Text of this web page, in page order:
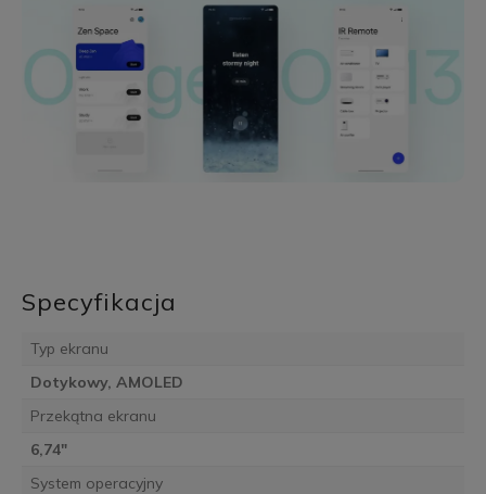
Specyfikacja
Typ ekranu
Dotykowy, AMOLED
Przekątna ekranu
6,74"
System operacyjny